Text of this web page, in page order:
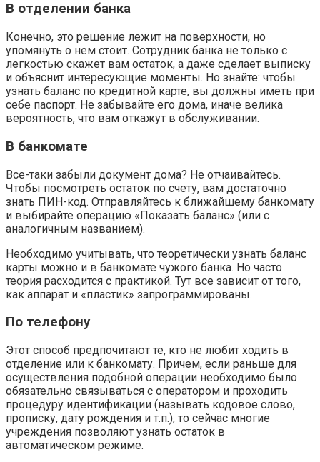
В отделении банка
Конечно, это решение лежит на поверхности, но
упомянуть о нем стоит. Сотрудник банка не только с
легкостью скажет вам остаток, а даже сделает выписку
и объяснит интересующие моменты. Но знайте: чтобы
узнать баланс по кредитной карте, вы должны иметь при
себе паспорт. Не забывайте его дома, иначе велика
вероятность, что вам откажут в обслуживании.
В банкомате
Все-таки забыли документ дома? Не отчаивайтесь.
Чтобы посмотреть остаток по счету, вам достаточно
знать ПИН-код. Отправляйтесь к ближайшему банкомату
и выбирайте операцию «Показать баланс» (или с
аналогичным названием).
Необходимо учитывать, что теоретически узнать баланс
карты можно и в банкомате чужого банка. Но часто
теория расходится с практикой. Тут все зависит от того,
как аппарат и «пластик» запрограммированы.
По телефону
Этот способ предпочитают те, кто не любит ходить в
отделение или к банкомату. Причем, если раньше для
осуществления подобной операции необходимо было
обязательно связываться с оператором и проходить
процедуру идентификации (называть кодовое слово,
прописку, дату рождения и т.п.), то сейчас многие
учреждения позволяют узнать остаток в
автоматическом режиме.